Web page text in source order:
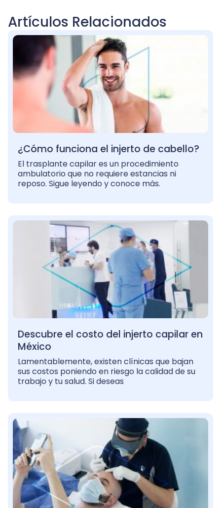
Artículos Relacionados
¿Cómo funciona el injerto de cabello?
El trasplante capilar es un procedimiento
ambulatorio que no requiere estancias ni
reposo. Sigue leyendo y conoce más.
Descubre el costo del injerto capilar en
México
Lamentablemente, existen clínicas que bajan
sus costos poniendo en riesgo la calidad de su
trabajo y tu salud. Si deseas